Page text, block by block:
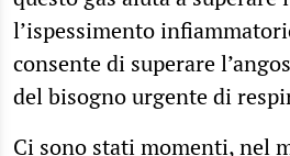
l’ispessimento
consente di superare
del bisogno urgente di
Ci sono stati momenti, nel